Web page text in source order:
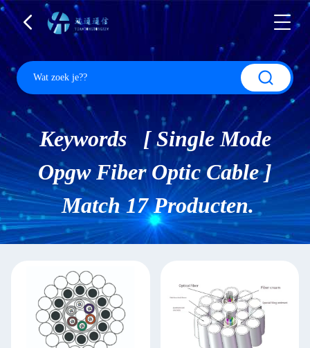
Keywords [ Single Mode
Opgw Fiber Optic Cable ]
Match 17 Producten.